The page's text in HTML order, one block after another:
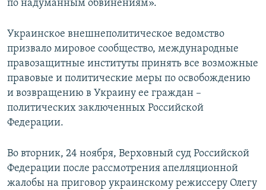
по надуманным обвинениям».
Украинское внешнеполитическое ведомство
призвало мировое сообщество, международные
правозащитные институты принять все возможные
правовые и политические меры по освобождению
и возвращению в Украину ее граждан –
политических заключенных Российской
Федерации.
Во вторник, 24 ноября, Верховный суд Российской
Федерации после рассмотрения апелляционной
жалобы на приговор украинскому режиссеру Олегу